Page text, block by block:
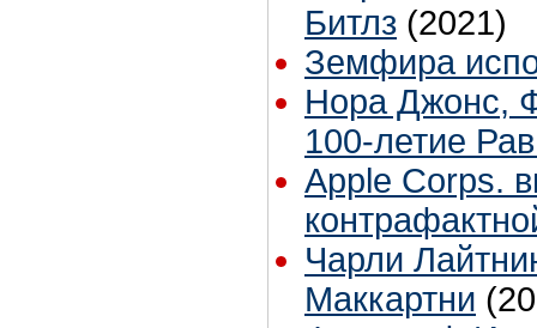
Битлз (2021)
Земфира
Нора Джонс,
100-летие
Apple Corps.
Чарли
Маккартни